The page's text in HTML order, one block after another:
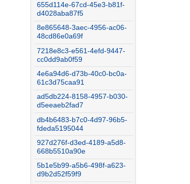
655d114e-67cd-45e3-b81f-
d4028aba87f5
8e865648-3aec-4956-ac06-
48cd86e0a69f
7218e8c3-e561-4efd-9447-
cc0dd9ab0f59
4e6a94d6-d73b-40c0-bc0a-
61c3d75caa91
ad5db224-8158-4957-b030-
d5eeaeb2fad7
db4b6483-b7c0-4d97-96b5-
fdeda5195044
927d276f-d3ed-4189-a5d8-
668b5510a90e
5b1e5b99-a5b6-498f-a623-
d9b2d52f59f9